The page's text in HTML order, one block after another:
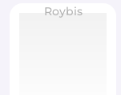
Roybis